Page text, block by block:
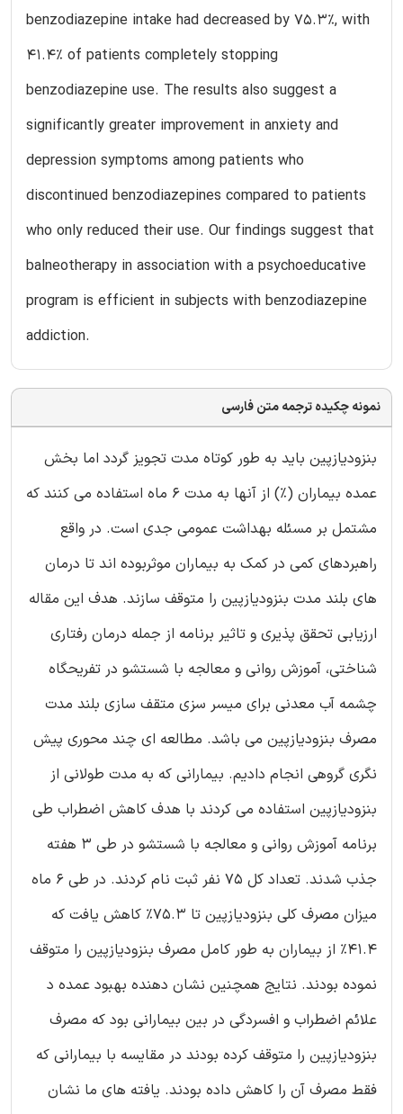
benzodiazepine intake had decreased by 75.3%, with
41.4% of patients completely stopping
benzodiazepine use. The results also suggest a
significantly greater improvement in anxiety and
depression symptoms among patients who
discontinued benzodiazepines compared to patients
who only reduced their use. Our findings suggest that
balneotherapy in association with a psychoeducative
program is efficient in subjects with benzodiazepine
addiction.
نمونه چکیده ترجمه متن فارسی
بنزودیازپین باید به طور کوتاه مدت تجویز گردد اما بخش
عمده بیماران (%) از آنها به مدت 6 ماه استفاده می کنند که
مشتمل بر مسئله بهداشت عمومی جدی است. در واقع
راهبردهای کمی در کمک به بیماران موثربوده اند تا درمان
های بلند مدت بنزودیازپین را متوقف سازند. هدف این مقاله
ارزیابی تحقق پذیری و تاثیر برنامه از جمله درمان رفتاری
شناختی، آموزش روانی و معالجه با شستشو در تفریحگاه
چشمه آب معدنی برای میسر سزی متقف سازی بلند مدت
مصرف بنزودیازپین می باشد. مطالعه ای چند محوری پیش
نگری گروهی انجام دادیم. بیمارانی که به مدت طولانی از
بنزودیازپین استفاده می کردند با هدف کاهش اضطراب طی
برنامه آموزش روانی و معالجه با شستشو در طی 3 هفته
جذب شدند. تعداد کل 75 نفر ثبت نام کردند. در طی 6 ماه
میزان مصرف کلی بنزودیازپین تا 75.3% کاهش یافت که
41.4% از بیماران به طور کامل مصرف بنزودیازپین را متوقف
نموده بودند. نتایج همچنین نشان دهنده بهبود عمده د
علائم اضطراب و افسردگی در بین بیمارانی بود که مصرف
بنزودیازپین را متوقف کرده بودند در مقایسه با بیمارانی که
فقط مصرف آن را کاهش داده بودند. یافته های ما نشان